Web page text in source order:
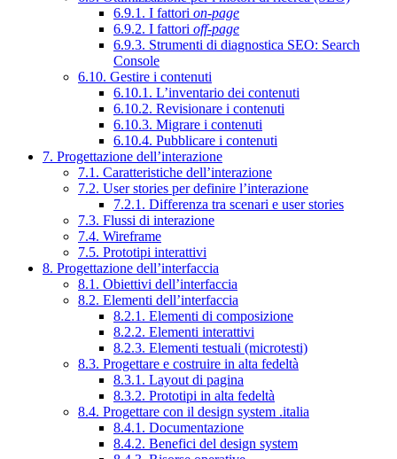
6.9.1. I fattori on-page
6.9.2. I fattori off-page
6.9.3. Strumenti di diagnostica SEO: Search
Console
6.10. Gestire i contenuti
6.10.1. L’inventario dei contenuti
6.10.2. Revisionare i contenuti
6.10.3. Migrare i contenuti
6.10.4. Pubblicare i contenuti
7. Progettazione dell’interazione
7.1. Caratteristiche dell’interazione
7.2. User stories per definire l’interazione
7.2.1. Differenza tra scenari e user stories
7.3. Flussi di interazione
7.4. Wireframe
7.5. Prototipi interattivi
8. Progettazione dell’interfaccia
8.1. Obiettivi dell’interfaccia
8.2. Elementi dell’interfaccia
8.2.1. Elementi di composizione
8.2.2. Elementi interattivi
8.2.3. Elementi testuali (microtesti)
8.3. Progettare e costruire in alta fedeltà
8.3.1. Layout di pagina
8.3.2. Prototipi in alta fedeltà
8.4. Progettare con il design system .italia
8.4.1. Documentazione
8.4.2. Benefici del design system